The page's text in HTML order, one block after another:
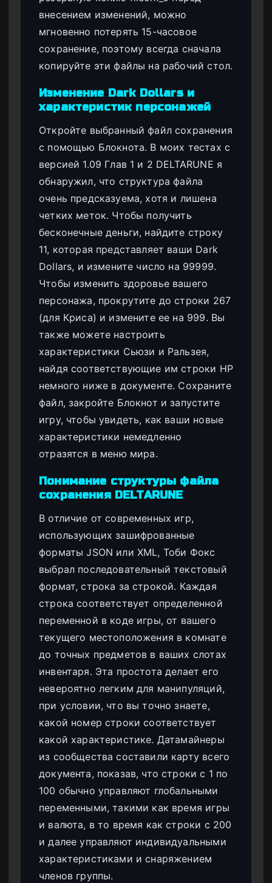
внесением изменений, можно
мгновенно потерять 15-часовое
сохранение, поэтому всегда сначала
копируйте эти файлы на рабочий стол.
Изменение Dark Dollars и
характеристик персонажей
Откройте выбранный файл сохранения
с помощью Блокнота. В моих тестах с
версией 1.09 Глав 1 и 2 DELTARUNE я
обнаружил, что структура файла
очень предсказуема, хотя и лишена
четких меток. Чтобы получить
бесконечные деньги, найдите строку
11, которая представляет ваши Dark
Dollars, и измените число на 99999.
Чтобы изменить здоровье вашего
персонажа, прокрутите до строки 267
(для Криса) и измените ее на 999. Вы
также можете настроить
характеристики Сьюзи и Ральзея,
найдя соответствующие им строки HP
немного ниже в документе. Сохраните
файл, закройте Блокнот и запустите
игру, чтобы увидеть, как ваши новые
характеристики немедленно
отразятся в меню мира.
Понимание структуры файла
сохранения DELTARUNE
В отличие от современных игр,
использующих зашифрованные
форматы JSON или XML, Тоби Фокс
выбрал последовательный текстовый
формат, строка за строкой. Каждая
строка соответствует определенной
переменной в коде игры, от вашего
текущего местоположения в комнате
до точных предметов в ваших слотах
инвентаря. Эта простота делает его
невероятно легким для манипуляций,
при условии, что вы точно знаете,
какой номер строки соответствует
какой характеристике. Датамайнеры
из сообщества составили карту всего
документа, показав, что строки с 1 по
100 обычно управляют глобальными
переменными, такими как время игры
и валюта, в то время как строки с 200
и далее управляют индивидуальными
характеристиками и снаряжением
членов группы.